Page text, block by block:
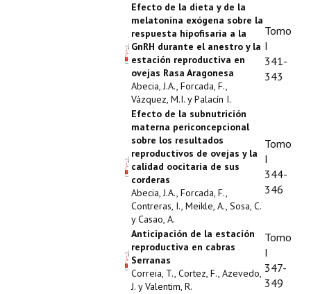
Efecto de la dieta y de la
melatonina exógena sobre la
respuesta hipofisaria a la
GnRH durante el anestro y la
estación reproductiva en
ovejas Rasa Aragonesa
Abecia, J.A., Forcada, F.,
Vázquez, M.I. y Palacín I.
Tomo
I
341-
343
Efecto de la subnutrición
materna periconcepcional
sobre los resultados
reproductivos de ovejas y la
calidad oocitaria de sus
corderas
Abecia, J.A., Forcada, F.,
Contreras, I., Meikle, A., Sosa, C.
y Casao, A.
Tomo
I
344-
346
Anticipación de la estación
reproductiva en cabras
Serranas
Correia, T., Cortez, F., Azevedo,
J. y Valentim, R.
Tomo
I
347-
349